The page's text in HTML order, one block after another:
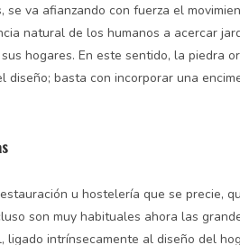
va afianzando con fuerza el
natural de los humanos a acercar
hogares. En este sentido, la piedra
diseño; basta con incorporar una
u hostelería que se precie,
son muy habituales ahora las
ligado intrínsecamente al diseño del